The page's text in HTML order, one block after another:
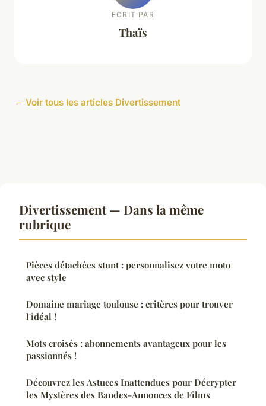
ECRIT PAR
Thaïs
← Voir tous les articles Divertissement
Divertissement — Dans la même
rubrique
Pièces détachées stunt : personnalisez votre moto
avec style
Domaine mariage toulouse : critères pour trouver
l'idéal !
Mots croisés : abonnements avantageux pour les
passionnés !
Découvrez les Astuces Inattendues pour Décrypter
les Mystères des Bandes-Annonces de Films